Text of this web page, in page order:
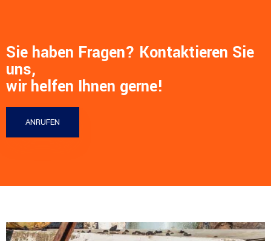
Sie haben Fragen? Kontaktieren Sie
uns,
wir helfen Ihnen gerne!
ANRUFEN